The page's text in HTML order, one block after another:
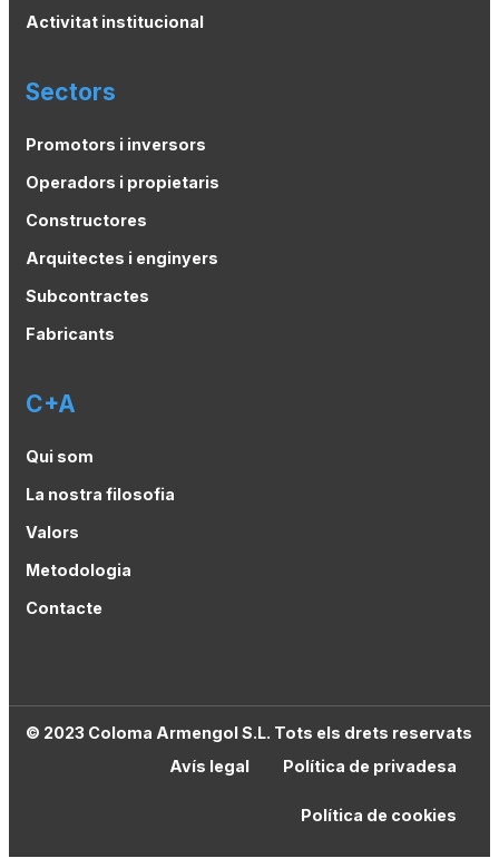
Activitat institucional
Sectors
Promotors i inversors
Operadors i propietaris
Constructores
Arquitectes i enginyers
Subcontractes
Fabricants
C+A
Qui som
La nostra filosofia
Valors
Metodologia
Contacte
© 2023 Coloma Armengol S.L. Tots els drets reservats
Avís legal
Política de privadesa
Política de cookies